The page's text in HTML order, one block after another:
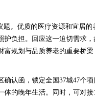
。优质的医疗资源和宜居
负担。回应这一迫切需求，
规划与品质养老的重要桥
认函，锁定全国37城47个项
的晚年生活。同时，可对接